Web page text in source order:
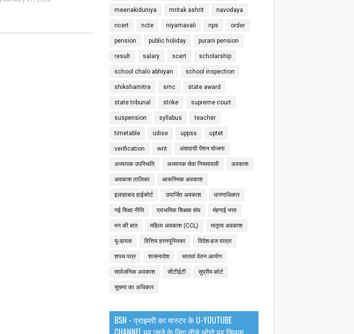
meenakiduniya mritak ashrit navodaya
ncert ncte niyamavali nps order
pension public holiday purani pension
result salary scert scholarship
school chalo abhiyan school inspection
shikshamitra smc state award
state tribunal strike supreme court
suspension syllabus teacher
timetable udise uppss uptet
verification writ अंशदायी पेंशन योजना
अध्यापक उपस्थिति अध्यापक सेवा नियमावली अवकाश
अवकाश तालिका आकस्मिक अवकाश
इलाहाबाद हाईकोर्ट उपार्जित अवकाश धारणाधिकार
नई शिक्षा नीति प्राथमिक शिक्षक संघ मंहगाई भत्ता
मन की बात महिला अवकाश (CCL) मातृत्व अवकाश
यू-डायस वित्तिय हस्तपुस्तिका विदेश-हज यात्रा
शपथ पत्र शासनादेश सातवां वेतन आयोग
सार्वजनिक अवकाश सीटीईटी सुप्रीम कोर्ट
सूचना का अधिकार
BSN - प्राइमरी का मास्टर के U-YOUTUBE